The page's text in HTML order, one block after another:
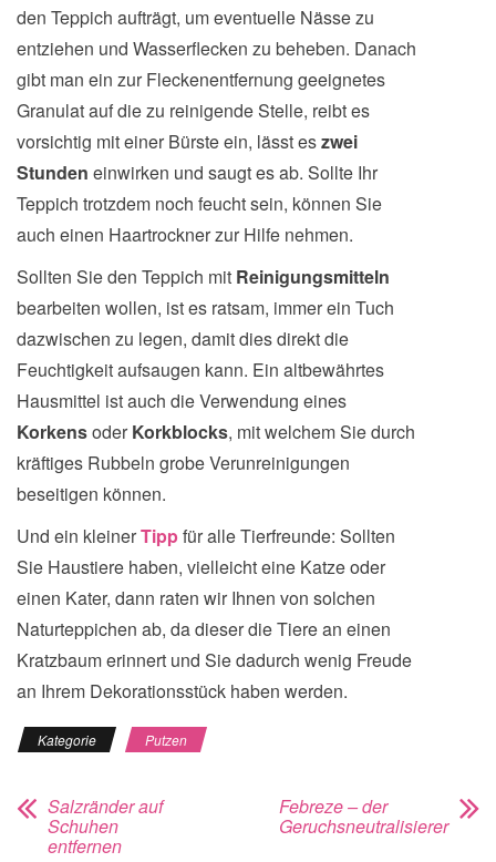
den Teppich aufträgt, um eventuelle Nässe zu
entziehen und Wasserflecken zu beheben. Danach
gibt man ein zur Fleckenentfernung geeignetes
Granulat auf die zu reinigende Stelle, reibt es
vorsichtig mit einer Bürste ein, lässt eszwei
Stunden einwirken und saugt es ab. Sollte Ihr
Teppich trotzdem noch feucht sein, können Sie
auch einen Haartrockner zur Hilfe nehmen.
Sollten Sie den Teppich mit Reinigungsmitteln
bearbeiten wollen, ist es ratsam, immer ein Tuch
dazwischen zu legen, damit dies direkt die
Feuchtigkeit aufsaugen kann. Ein altbewährtes
Hausmittel ist auch die Verwendung eines
Korkensoder Korkblocks, mit welchem Sie durch
kräftiges Rubbeln grobe Verunreinigungen
beseitigen können.
Und ein kleinerTippfür alle Tierfreunde: Sollten
Sie Haustiere haben, vielleicht eine Katze oder
einen Kater, dann raten wir Ihnen von solchen
Naturteppichen ab, da dieser die Tiere an einen
Kratzbaum erinnert und Sie dadurch wenig Freude
an Ihrem Dekorationsstück haben werden.
Kategorie Putzen
Salzränder auf
Schuhen
entfernen
Febreze – der
Geruchsneutralisierer